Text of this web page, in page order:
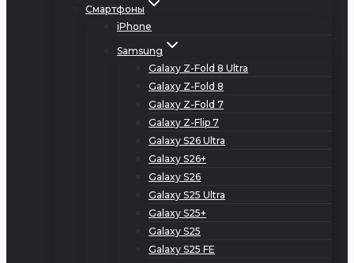
Смартфоны
iPhone
Samsung
Galaxy Z-Fold 8 Ultra
Galaxy Z-Fold 8
Galaxy Z-Fold 7
Galaxy Z-Flip 7
Galaxy S26 Ultra
Galaxy S26+
Galaxy S26
Galaxy S25 Ultra
Galaxy S25+
Galaxy S25
Galaxy S25 FE